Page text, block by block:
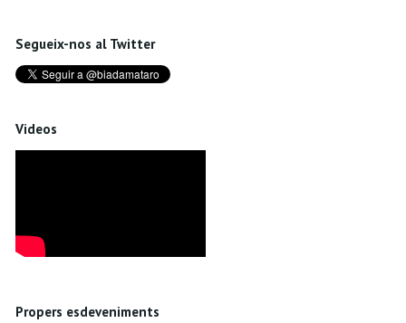
Segueix-nos al Twitter
Videos
Propers esdeveniments